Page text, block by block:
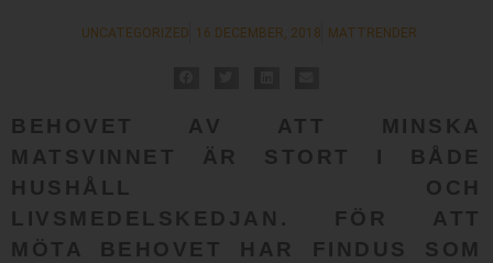
UNCATEGORIZED 16 DECEMBER, 2018 MATTRENDER
BEHOVET AV ATT MINSKA
MATSVINNET ÄR STORT I BÅDE
HUSHÅLL OCH
LIVSMEDELSKEDJAN. FÖR ATT
MÖTA BEHOVET HAR FINDUS SOM